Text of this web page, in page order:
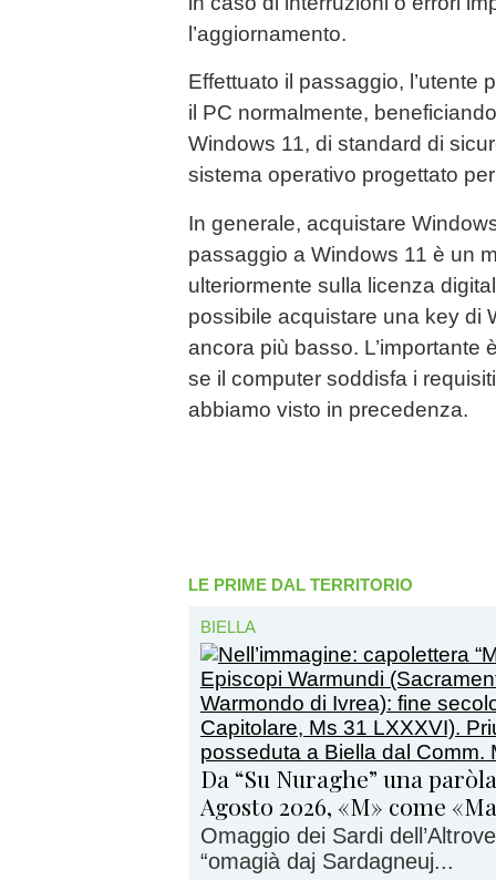
l’aggiornamento.
Effettuato il passaggio, l’utente
il PC normalmente,
Windows 11, di standard di
sistema operativo progettato
In generale, acquistare
passaggio a Windows 11 è un
ulteriormente sulla licenza
possibile acquistare una key di
ancora più basso. L’importante
se il computer soddisfa i
abbiamo visto in precedenza.
LE PRIME DAL TERRITORIO
BIELLA
Da “Su Nuraghe” una
Agosto 2026, «M» come
Omaggio dei Sardi
“omagià daj Sardagneuj...